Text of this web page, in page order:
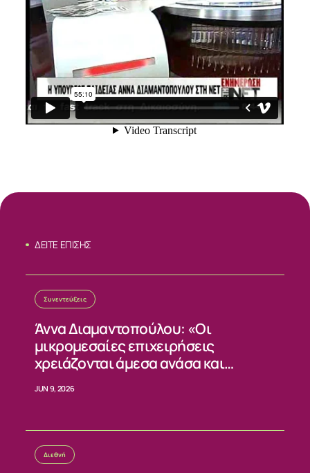
ΣΧΕΤΙΚΑ
ΝΕΑ
ΔΕΙΤΕ ΕΠΙΣΗΣ
Συνεντεύξεις
Άννα Διαμαντοπούλου: «Οι
μικρομεσαίες επιχειρήσεις
χρειάζονται άμεσα ανάσα και
JUN 9, 2026
Διεθνή